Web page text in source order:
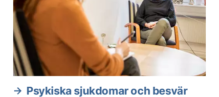
Psykiska sjukdomar och besvär